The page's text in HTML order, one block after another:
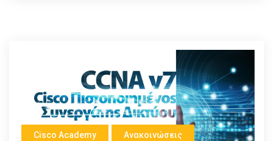
Cisco Academy Ανακοινώσεις